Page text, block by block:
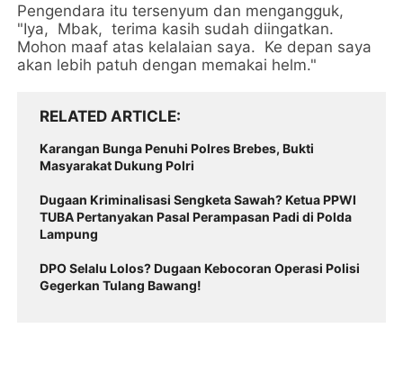
Pengendara itu tersenyum dan mengangguk,
"Iya, Mbak, terima kasih sudah diingatkan.
Mohon maaf atas kelalaian saya. Ke depan saya
akan lebih patuh dengan memakai helm."
RELATED ARTICLE
Karangan Bunga Penuhi Polres Brebes, Bukti
Masyarakat Dukung Polri
Dugaan Kriminalisasi Sengketa Sawah? Ketua PPWI
TUBA Pertanyakan Pasal Perampasan Padi di Polda
Lampung
DPO Selalu Lolos? Dugaan Kebocoran Operasi Polisi
Gegerkan Tulang Bawang!